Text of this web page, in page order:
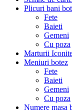
Plicuri bani
Fete
Baieti
Gemeni
Cu poza
Marturii
Meniuri botez
Fete
Baieti
Gemeni
Cu poza
Numere masa